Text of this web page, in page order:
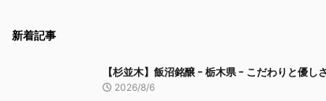
新着記事
【杉並木】飯沼銘醸 ｰ 栃木県 ｰ こだわりと優し
2026/8/6